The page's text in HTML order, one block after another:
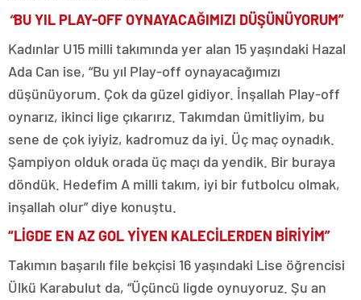
“BU YIL PLAY-OFF OYNAYACAĞIMIZI DÜŞÜNÜYORUM”
Kadınlar U15 milli takımında yer alan 15 yaşındaki Hazal
Ada Can ise, “Bu yıl Play-off oynayacağımızı
düşünüyorum. Çok da güzel gidiyor. İnşallah Play-off
oynarız, ikinci lige çıkarırız. Takımdan ümitliyim, bu
sene de çok iyiyiz, kadromuz da iyi. Üç maç oynadık.
Şampiyon olduk orada üç maçı da yendik. Bir buraya
döndük. Hedefim A milli takım, iyi bir futbolcu olmak,
inşallah olur” diye konuştu.
“LİGDE EN AZ GOL YİYEN KALECİLERDEN BİRİYİM”
Takımın başarılı file bekçisi 16 yaşındaki Lise öğrencisi
Ülkü Karabulut da, “Üçüncü ligde oynuyoruz. Şu an